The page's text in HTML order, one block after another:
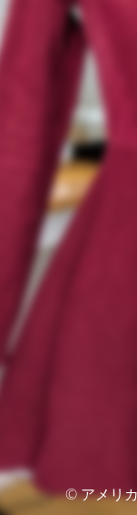
© アメリ